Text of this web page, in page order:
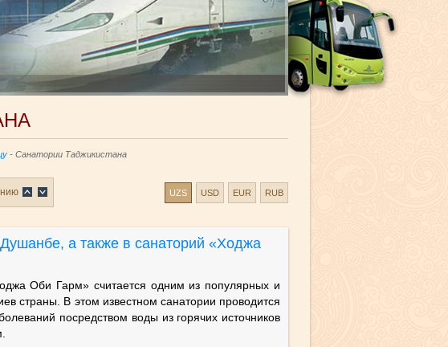
- Санатории Таджикистана
UZS USD EUR RUB
а также в санаторий «Ходжа
Оби Гарм» считается одним из популярных и
страны. В этом известном санатории проводится
посредством воды из горячих источников